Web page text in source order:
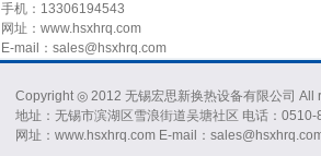
手机：13306194543
网址：www.hsxhrq.com
E-mail：sales@hsxhrq.com
Copyright ◎ 2012 无锡宏思新换热设备有限公司 All
地址：无锡市滨湖区雪浪街道吴塘社区 电话：
网址：www.hsxhrq.com E-mail：